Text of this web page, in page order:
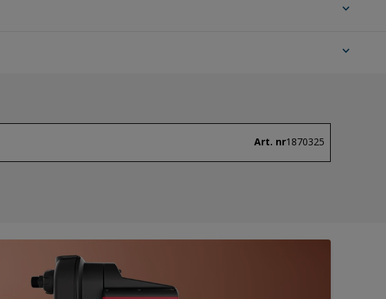
expand_more
expand_more
Art. nr1870325